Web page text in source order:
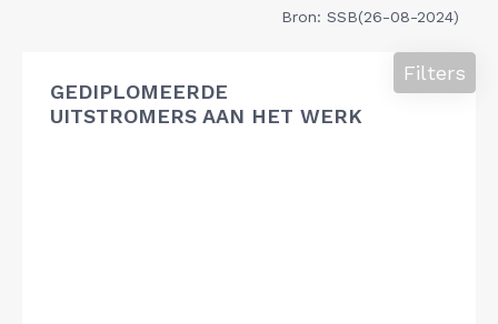
Bron: SSB(26-08-2024)
GEDIPLOMEERDE
UITSTROMERS AAN HET WERK
Filters